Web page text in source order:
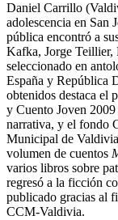
Daniel Carrillo
adolescencia en San
pública encontró a
Kafka, Jorge Teillier,
seleccionado en
España y República
obtenidos destaca el
y Cuento Joven
narrativa, y el fondo
Municipal de
volumen de cuentos
varios libros sobre
regresó a la ficción
publicado gracias al
CCM-Valdivia.